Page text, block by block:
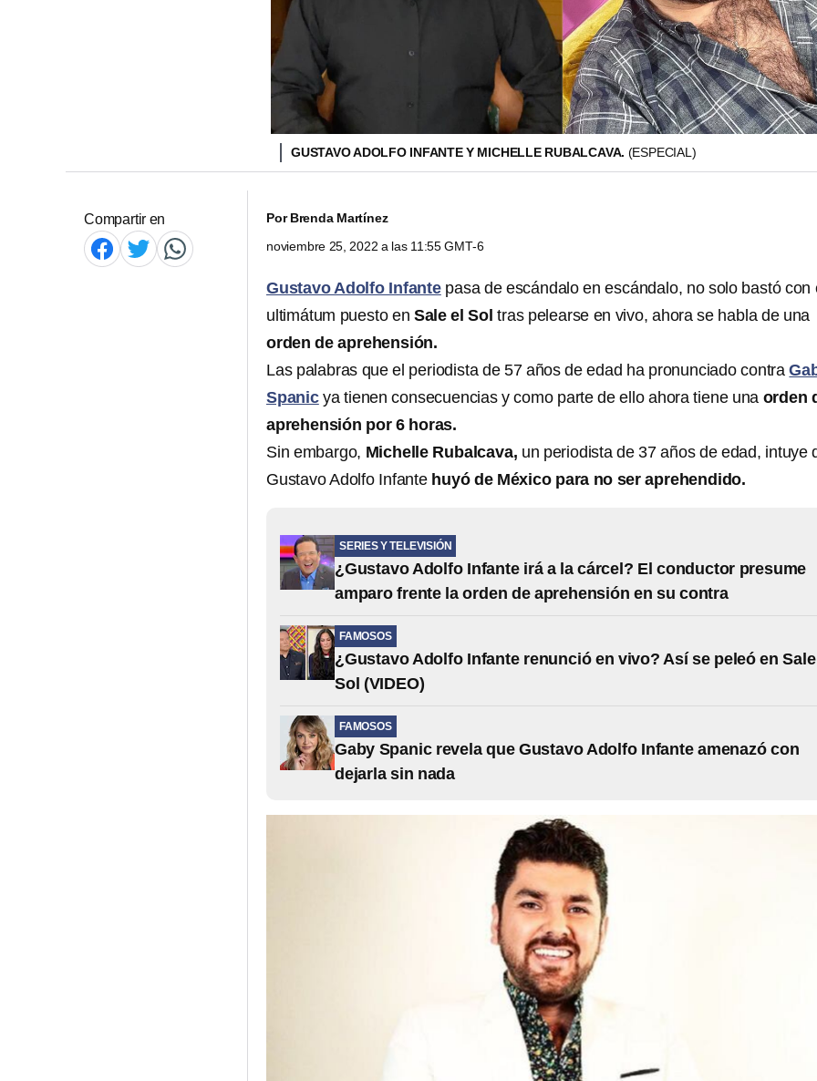
GUSTAVO ADOLFO INFANTE Y MICHELLE RUBALCAVA. (ESPECIAL)
Compartir en PorBrenda Martínez
noviembre 25, 2022 a las 11:55 GMT-6
Gustavo Adolfo Infantepasa de escándalo en escándalo, no solo bastó con
ultimátum puesto en Sale el Soltras pelearse en vivo, ahora se habla de una
orden de aprehensión.
Las palabras que el periodista de 57 años de edad ha pronunciado contra
Spanic ya tienen consecuencias y como parte de ello ahora tiene una orden
aprehensión por 6 horas.
Sin embargo, Michelle Rubalcava, un periodista de 37 años de edad, intuye
Gustavo Adolfo Infante huyó de México para no ser aprehendido.
SERIES Y TELEVISIÓN
¿Gustavo Adolfo Infante irá a la cárcel? El conductor presume
amparo frente la orden de aprehensión en su contra
FAMOSOS
¿Gustavo Adolfo Infante renunció en vivo? Así se peleó en Sale
Sol (VIDEO)
FAMOSOS
Gaby Spanic revela que Gustavo Adolfo Infante amenazó con
dejarla sin nada